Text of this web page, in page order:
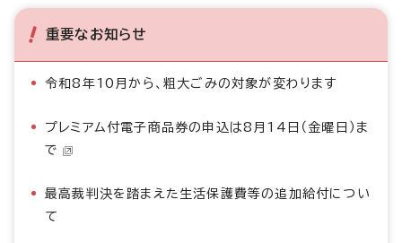
重要なお知らせ
令和8年10月から、粗大ごみの対象が変わります
プレミアム付電子商品券の申込は8月14日（金曜日）ま
で
最高裁判決を踏まえた生活保護費等の追加給付につい
て